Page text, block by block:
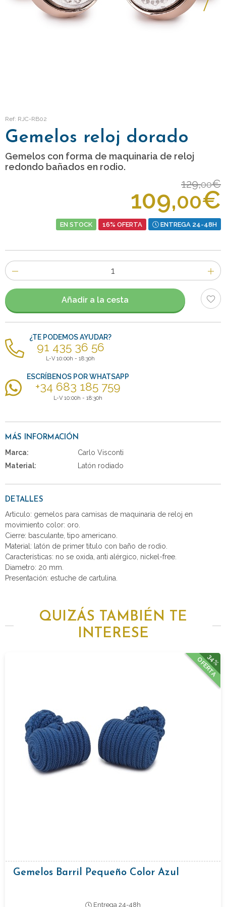
Ref: RJC-RB02
Gemelos reloj dorado
Gemelos con forma de maquinaria de reloj
redondo bañados en rodio.
129,00€
109,00€
EN STOCK 16% OFERTA ENTREGA 24-48H
Número
de
artículos
Añadir a la cesta
¿TE PODEMOS AYUDAR?
91 435 36 56
L-V 10:00h - 18:30h
ESCRÍBENOS POR WHATSAPP
+34 683 185 759
L-V 10:00h - 18:30h
MÁS INFORMACIÓN
Marca:
Carlo Visconti
Material:
Latón rodiado
DETALLES
Articulo: gemelos para camisas de maquinaria de reloj en
movimiento color: oro.
Cierre: basculante, tipo americano.
Material: latón de primer titulo con baño de rodio.
Características: no se oxida, anti alérgico, nickel-free.
Diametro: 20 mm.
Presentación: estuche de cartulina.
QUIZÁS TAMBIÉN TE
INTERESE
34%
OFERTA
Gemelos Barril Pequeño Color Azul
Entrega 24-48h